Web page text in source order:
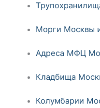
Морги Москвы
Адреса МФЦ
Кладбища
Колумбарии